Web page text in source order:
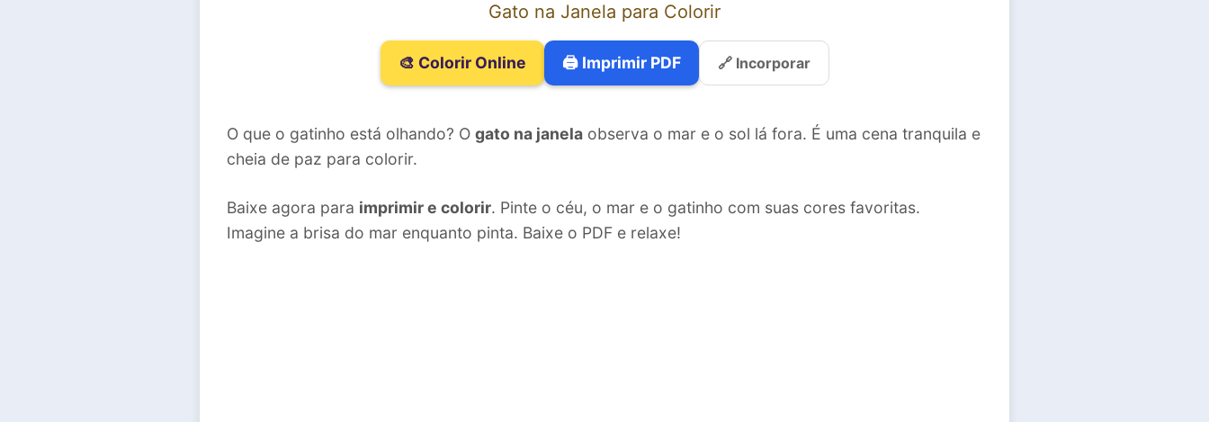
Gato na Janela para Colorir
🎨 Colorir Online 🖨️ Imprimir PDF 🔗 Incorporar
O que o gatinho está olhando? O gato na janela observa o mar e o sol lá fora. É uma cena tranquila e
cheia de paz para colorir.
Baixe agora para imprimir e colorir. Pinte o céu, o mar e o gatinho com suas cores favoritas.
Imagine a brisa do mar enquanto pinta. Baixe o PDF e relaxe!